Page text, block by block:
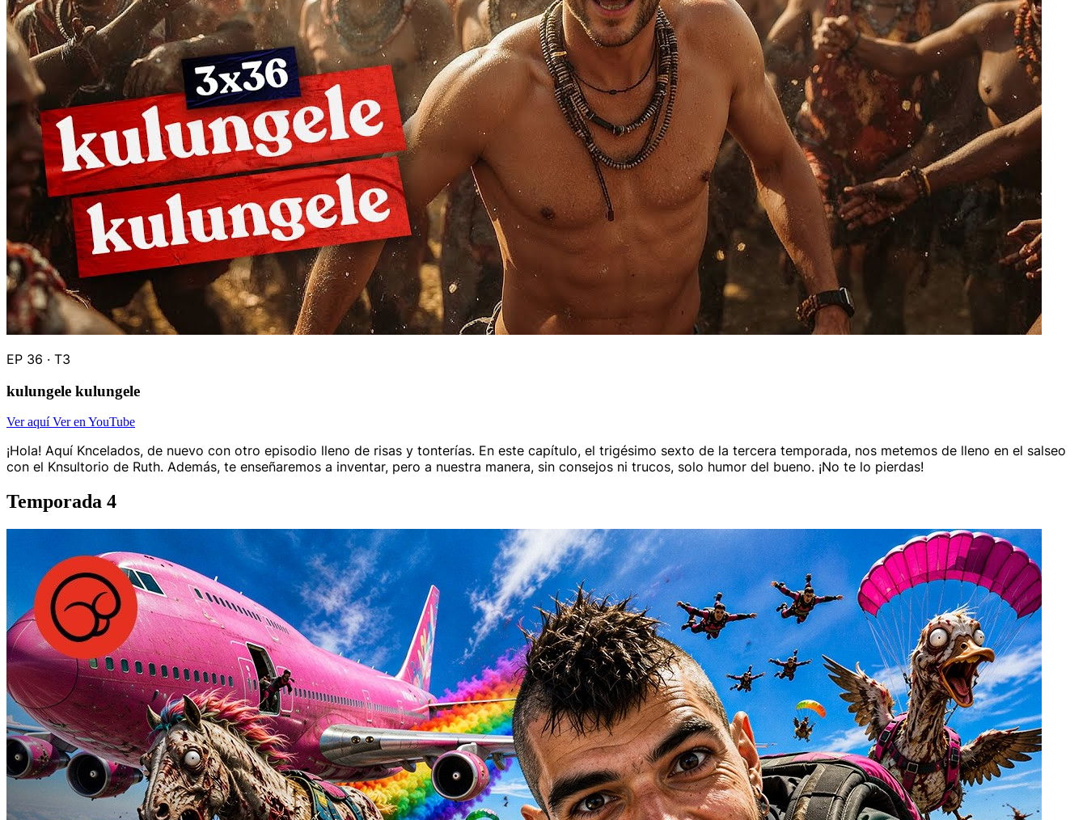
EP 36 · T3
kulungele kulungele
Ver aquíVer en YouTube
¡Hola! Aquí Kncelados, de nuevo con otro episodio lleno de risas y tonterías. En este capítulo, el trigésimo sexto de la tercera temporada, nos metemos de lleno en el salseo
con el Knsultorio de Ruth. Además, te enseñaremos a inventar, pero a nuestra manera, sin consejos ni trucos, solo humor del bueno. ¡No te lo pierdas!
Temporada 4